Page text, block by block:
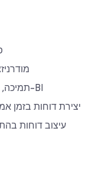
תמיכה, הדרכה ותחזוקת מערכת בתחום ה-BI
יצירת דוחות בזמן
עיצוב דוחות